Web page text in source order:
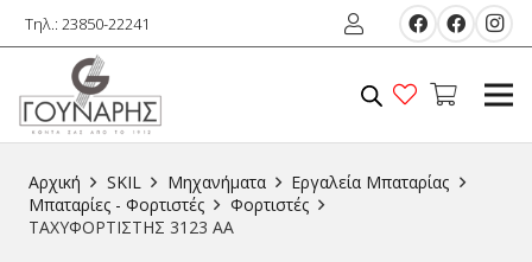
Τηλ.: 23850-22241
Αρχική SKIL Μηχανήματα
Εργαλεία Μπαταρίας
Μπαταρίες - Φορτιστές
Φορτιστές
ΤΑΧΥΦΟΡΤΙΣΤΗΣ 3123 AA